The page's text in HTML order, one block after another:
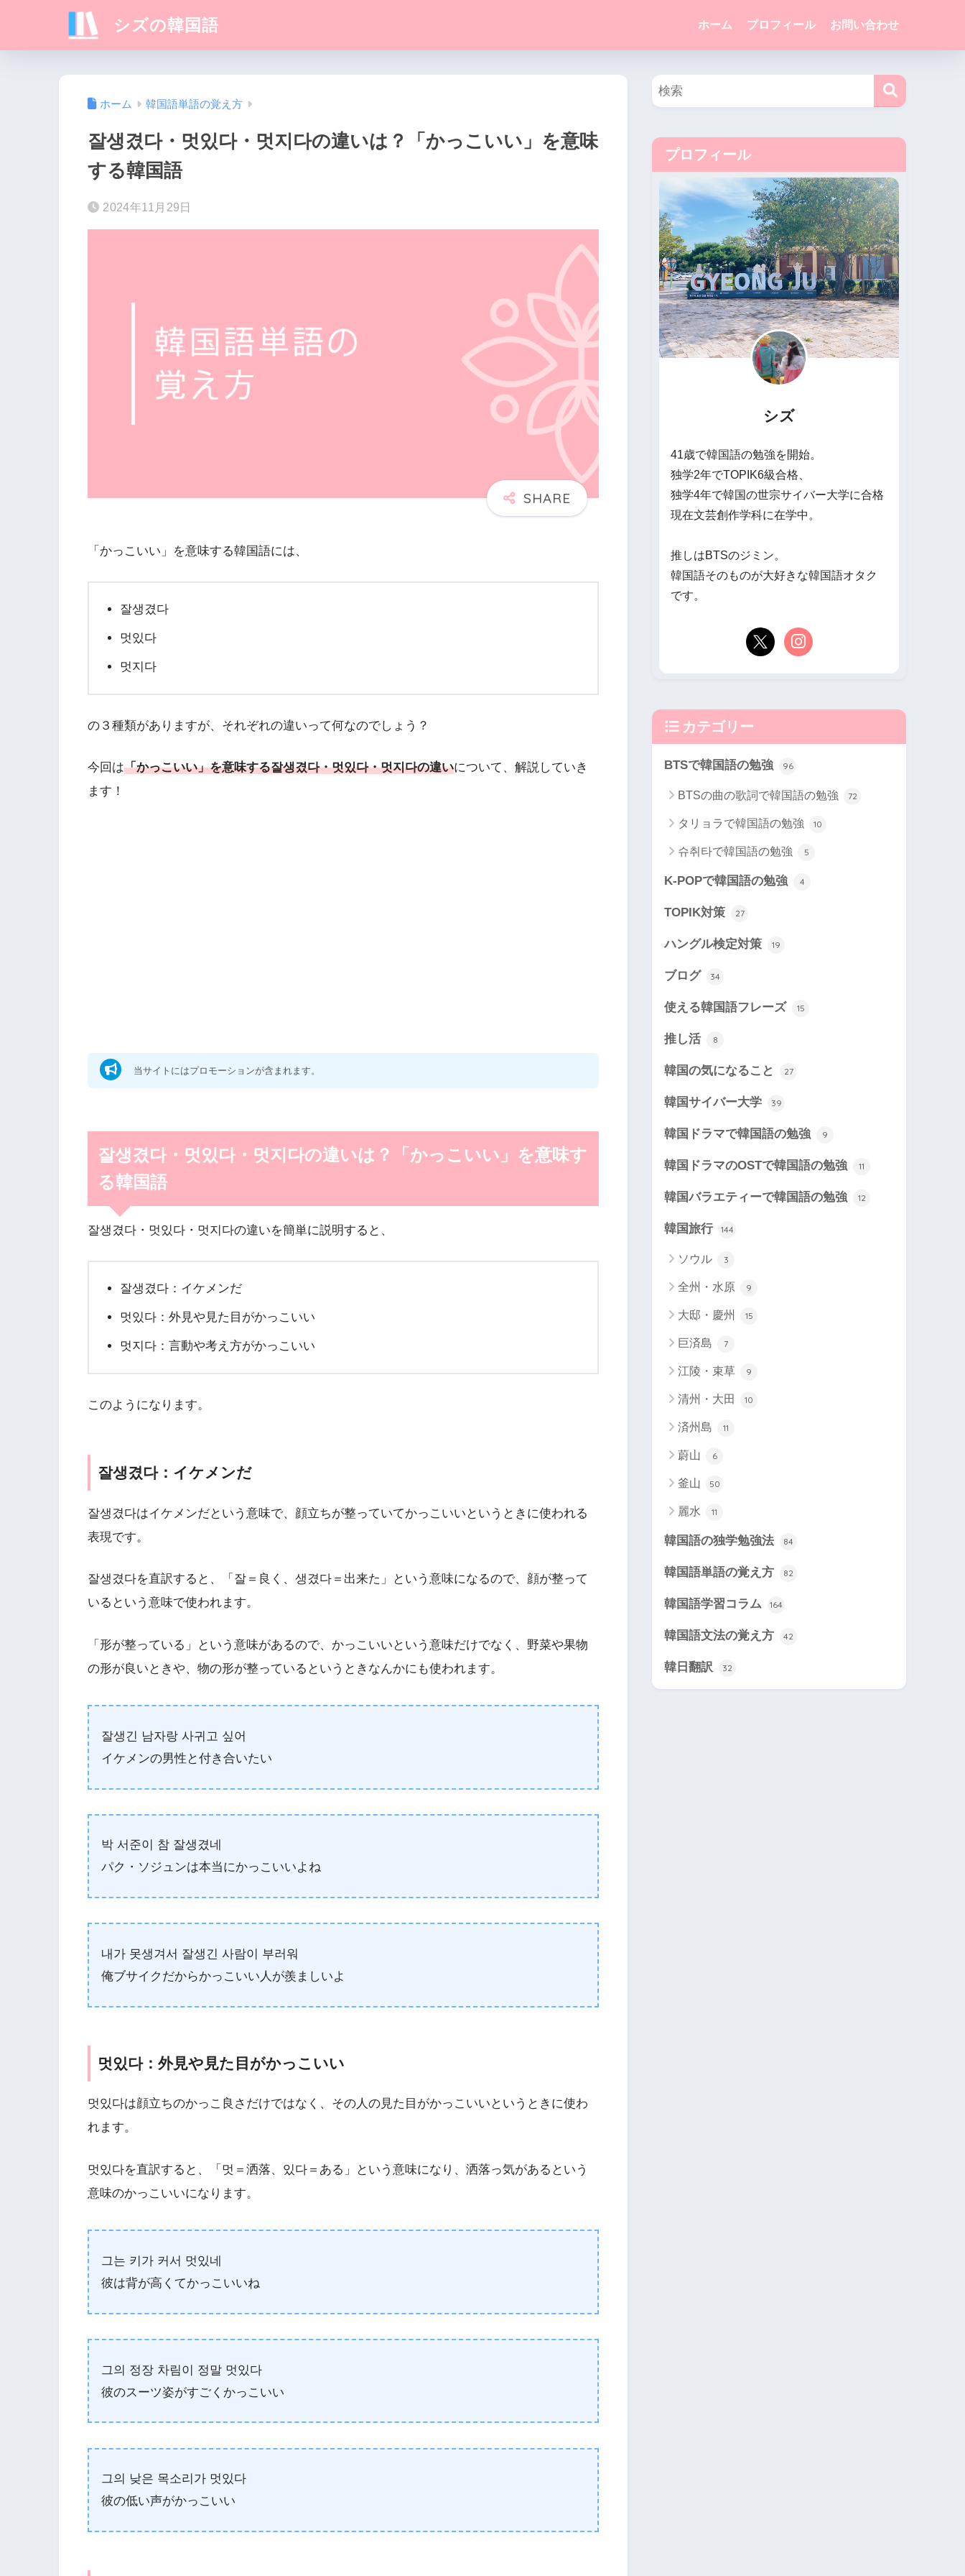
シズの韓国語 ホーム プロフィール お問い合わせ
ホーム 韓国語単語の覚え方
잘생겼다・멋있다・멋지다の違いは？「かっこいい」を意味
する韓国語
2024年11月29日
「かっこいい」を意味する韓国語には、
잘생겼다
멋있다
멋지다
の３種類がありますが、それぞれの違いって何なのでしょう？
今回は「かっこいい」を意味する잘생겼다・멋있다・멋지다の違いについて、解説していき
ます！
当サイトにはプロモーションが含まれます。
잘생겼다・멋있다・멋지다の違いは？「かっこいい」を意味す
る韓国語
잘생겼다・멋있다・멋지다の違いを簡単に説明すると、
잘생겼다：イケメンだ
멋있다：外見や見た目がかっこいい
멋지다：言動や考え方がかっこいい
このようになります。
잘생겼다：イケメンだ
잘생겼다はイケメンだという意味で、顔立ちが整っていてかっこいいというときに使われる
表現です。
잘생겼다を直訳すると、「잘＝良く、생겼다＝出来た」という意味になるので、顔が整って
いるという意味で使われます。
「形が整っている」という意味があるので、かっこいいという意味だけでなく、野菜や果物
の形が良いときや、物の形が整っているというときなんかにも使われます。
잘생긴 남자랑 사귀고 싶어
イケメンの男性と付き合いたい
박 서준이 참 잘생겼네
パク・ソジュンは本当にかっこいいよね
내가 못생겨서 잘생긴 사람이 부러워
俺ブサイクだからかっこいい人が羨ましいよ
멋있다：外見や見た目がかっこいい
멋있다は顔立ちのかっこ良さだけではなく、その人の見た目がかっこいいというときに使わ
れます。
멋있다を直訳すると、「멋＝洒落、있다＝ある」という意味になり、洒落っ気があるという
意味のかっこいいになります。
그는 키가 커서 멋있네
彼は背が高くてかっこいいね
그의 정장 차림이 정말 멋있다
彼のスーツ姿がすごくかっこいい
그의 낮은 목소리가 멋있다
彼の低い声がかっこいい
プロフィール
シズ
41歳で韓国語の勉強を開始。
独学2年でTOPIK6級合格、
独学4年で韓国の世宗サイバー大学に合格
現在文芸創作学科に在学中。
推しはBTSのジミン。
韓国語そのものが大好きな韓国語オタク
です。
カテゴリー
BTSで韓国語の勉強 96
BTSの曲の歌詞で韓国語の勉強 72
タリョラで韓国語の勉強 10
슈취타で韓国語の勉強 5
K-POPで韓国語の勉強 4
TOPIK対策 27
ハングル検定対策 19
ブログ 34
使える韓国語フレーズ 15
推し活 8
韓国の気になること 27
韓国サイバー大学 39
韓国ドラマで韓国語の勉強 9
韓国ドラマのOSTで韓国語の勉強 11
韓国バラエティーで韓国語の勉強 12
韓国旅行 144
ソウル 3
全州・水原 9
大邸・慶州 15
巨済島 7
江陵・束草 9
清州・大田 10
済州島 11
蔚山 6
釜山 50
麗水 11
韓国語の独学勉強法 84
韓国語単語の覚え方 82
韓国語学習コラム 164
韓国語文法の覚え方 42
韓日翻訳 32